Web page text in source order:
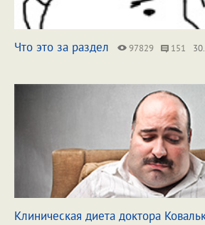
Что это за раздел 97829 151
Клиническая диета доктора